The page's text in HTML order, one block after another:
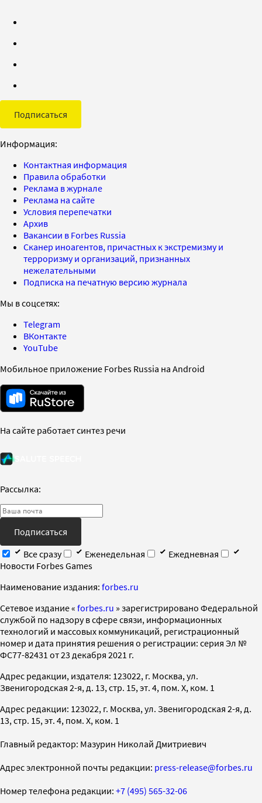
Подписаться
Информация:
Контактная информация
Правила обработки
Реклама в журнале
Реклама на сайте
Условия перепечатки
Архив
Вакансии в Forbes Russia
Сканер иноагентов, причастных к экстремизму и
терроризму и организаций, признанных
нежелательными
Подписка на печатную версию журнала
Мы в соцсетях:
Telegram
ВКонтакте
YouTube
Мобильное приложение Forbes Russia на Android
На сайте работает синтез речи
Рассылка:
Подписаться
Все сразу
Еженедельная
Ежедневная
Новости Forbes Games
Наименование издания: forbes.ru
Cетевое издание « forbes.ru » зарегистрировано Федеральной
службой по надзору в сфере связи, информационных
технологий и массовых коммуникаций, регистрационный
номер и дата принятия решения о регистрации: серия Эл №
ФС77-82431 от 23 декабря 2021 г.
Адрес редакции, издателя: 123022, г. Москва, ул.
Звенигородская 2-я, д. 13, стр. 15, эт. 4, пом. X, ком. 1
Адрес редакции: 123022, г. Москва, ул. Звенигородская 2-я, д.
13, стр. 15, эт. 4, пом. X, ком. 1
Главный редактор: Мазурин Николай Дмитриевич
Адрес электронной почты редакции: press-release@forbes.ru
Номер телефона редакции: +7 (495) 565-32-06